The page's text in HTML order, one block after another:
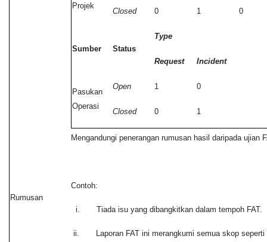
Projek
Closed 0 1 0
Sumber Status
Type
Request Incident
Pasukan
Operasi
Open 1 0
Closed 0 1
Rumusan
Mengandungi penerangan rumusan hasil daripada ujian
Contoh:
i. Tiada isu yang dibangkitkan dalam tempoh FAT.
ii. Laporan FAT ini merangkumi semua skop seperti